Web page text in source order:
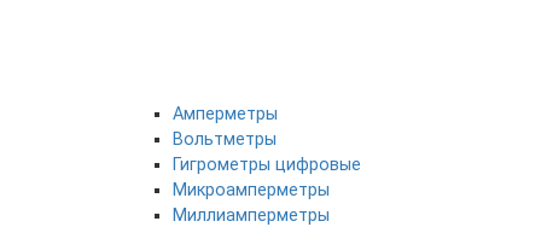
Амперметры
Вольтметры
Гигрометры цифровые
Микроамперметры
Миллиамперметры